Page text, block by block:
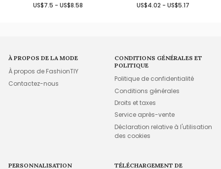
US$7.5 - US$8.58 US$4.02 - US$5.17
À PROPOS DE LA MODE
À propos de FashionTIY
Contactez-nous
CONDITIONS GÉNÉRALES ET
POLITIQUE
Politique de confidentialité
Conditions générales
Droits et taxes
Service après-vente
Déclaration relative à l'utilisation
des cookies
PERSONNALISATION
TÉLÉCHARGEMENT DE